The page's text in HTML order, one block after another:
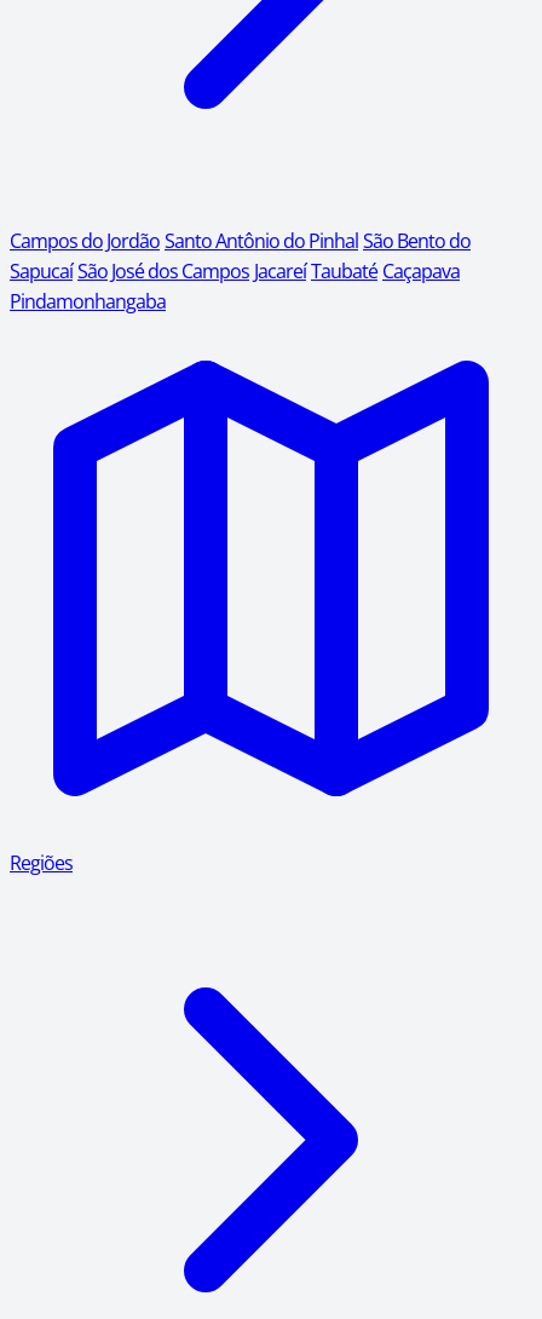
Campos do JordãoSanto Antônio do PinhalSão Bento do
SapucaíSão José dos Campos JacareíTaubaté Caçapava
Pindamonhangaba
Regiões